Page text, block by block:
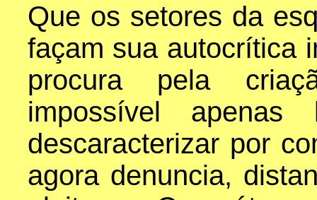
Que os setores da
façam sua autocrítica
procura pela
impossível
descaracterizar por
agora denuncia,